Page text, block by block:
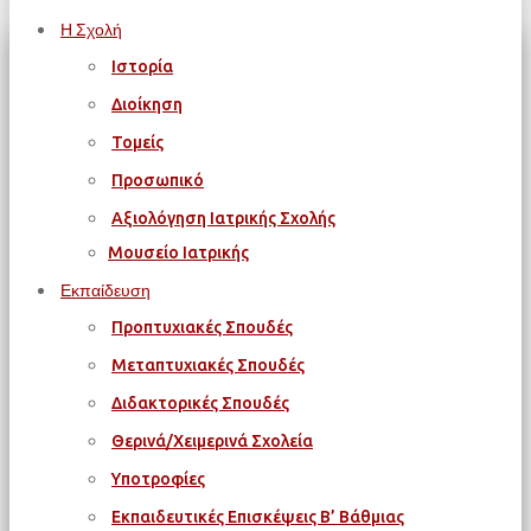
Η Σχολή
Ιστορία
Διοίκηση
Τομείς
Προσωπικό
Αξιολόγηση Ιατρικής Σχολής
Μουσείο Ιατρικής
Εκπαίδευση
Προπτυχιακές Σπουδές
Μεταπτυχιακές Σπουδές
Διδακτορικές Σπουδές
Θερινά/Χειμερινά Σχολεία
Υποτροφίες
Εκπαιδευτικές Επισκέψεις Β’ Βάθμιας